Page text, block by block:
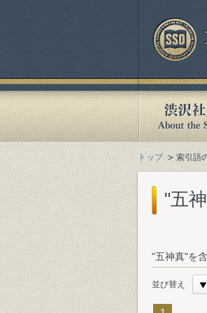
トップ 索引語
"五
"五神真"を
並び替え